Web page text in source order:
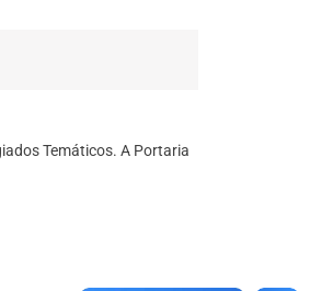
Temáticos. A Portaria